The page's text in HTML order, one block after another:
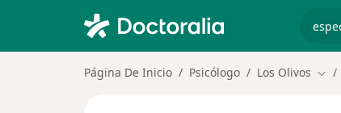
Página De Inicio Psicólogo Los Olivos